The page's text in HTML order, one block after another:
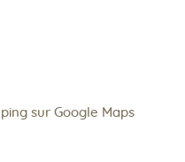
sur Google Maps